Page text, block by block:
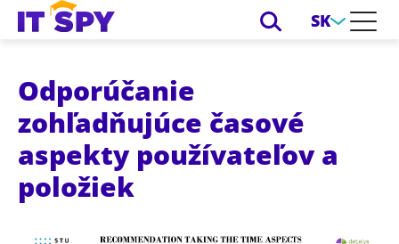
SK
Odporúčanie
zohľadňujúce časové
aspekty používateľov a
položiek